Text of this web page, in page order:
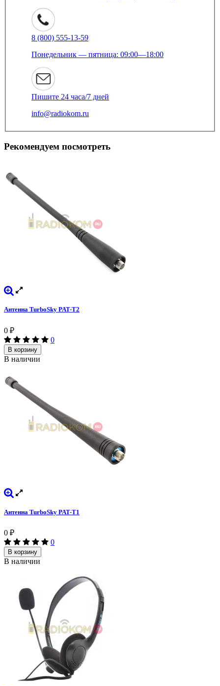
8 (800) 555-13-59
Понедельник — пятница: 09:00—18:00
Пишите 24 часа/7 дней
info@radiokom.ru
Рекомендуем посмотреть
Антенна TurboSky PAT-T2
0 ₽
0
В корзину
В наличии
Антенна TurboSky PAT-T1
0 ₽
0
В корзину
В наличии